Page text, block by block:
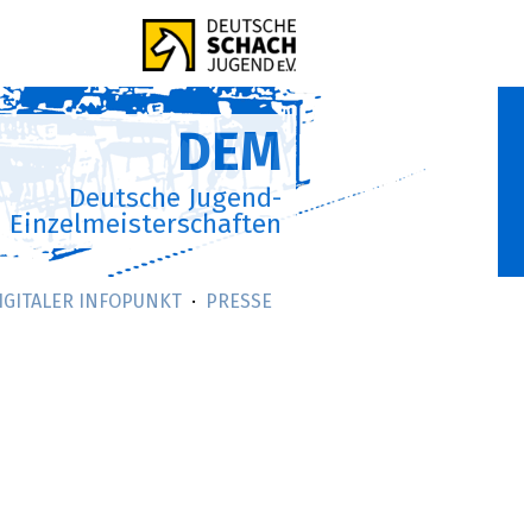
DEM
Deutsche Jugend-
Einzelmeisterschaften
INFOPUNKT PRESSE